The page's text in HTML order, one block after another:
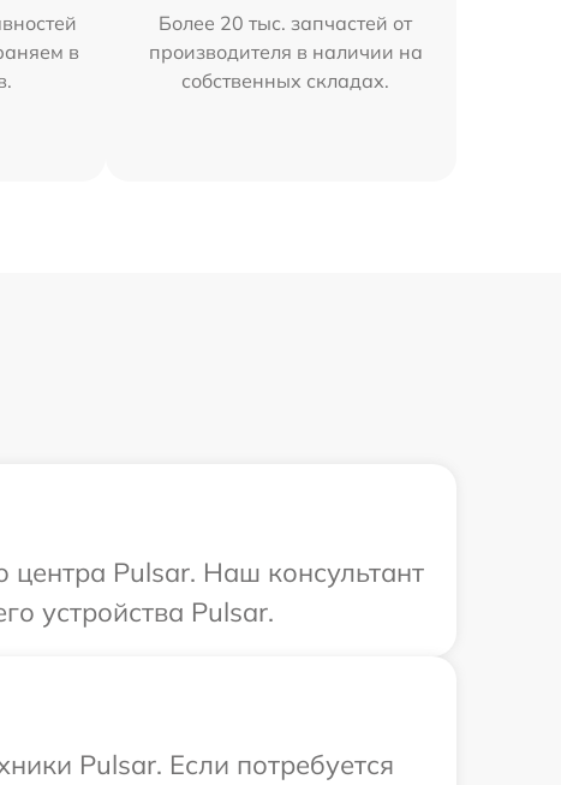
в
Более 20 тыс. запчастей от
производителя в наличии на
собственных складах.
центра Pulsar. Наш консультант
устройства Pulsar.
Pulsar. Если потребуется